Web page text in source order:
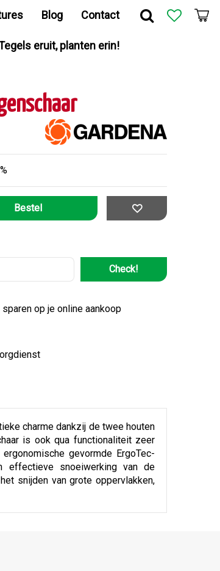
Blog Contact
eruit, planten erin!
Check!
op je online aankoop
charme dankzij de twee houten
is ook qua functionaliteit zeer
gevormde ErgoTec-
effectieve snoeiwerking van de
snijden van grote oppervlakken,